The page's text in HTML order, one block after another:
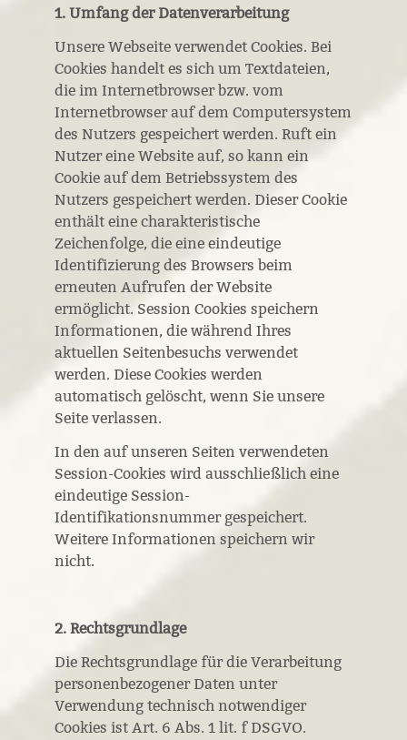
1. Umfang der Datenverarbeitung
Unsere Webseite verwendet Cookies. Bei
Cookies handelt es sich um Textdateien,
die im Internetbrowser bzw. vom
Internetbrowser auf dem Computersystem
des Nutzers gespeichert werden. Ruft ein
Nutzer eine Website auf, so kann ein
Cookie auf dem Betriebssystem des
Nutzers gespeichert werden. Dieser Cookie
enthält eine charakteristische
Zeichenfolge, die eine eindeutige
Identifizierung des Browsers beim
erneuten Aufrufen der Website
ermöglicht. Session Cookies speichern
Informationen, die während Ihres
aktuellen Seitenbesuchs verwendet
werden. Diese Cookies werden
automatisch gelöscht, wenn Sie unsere
Seite verlassen.
In den auf unseren Seiten verwendeten
Session-Cookies wird ausschließlich eine
eindeutige Session-
Identifikationsnummer gespeichert.
Weitere Informationen speichern wir
nicht.
2. Rechtsgrundlage
Die Rechtsgrundlage für die Verarbeitung
personenbezogener Daten unter
Verwendung technisch notwendiger
Cookies ist Art. 6 Abs. 1 lit. f DSGVO.